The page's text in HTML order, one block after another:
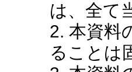
は、全て
2. 本資料
ることは